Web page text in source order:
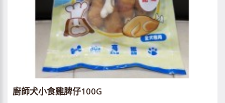
廚師犬小食雞脾仔100G